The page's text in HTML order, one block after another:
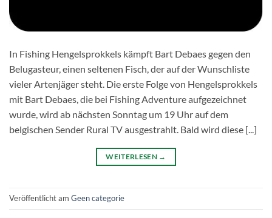
In Fishing Hengelsprokkels kämpft Bart Debaes gegen den
Belugasteur, einen seltenen Fisch, der auf der Wunschliste
vieler Artenjäger steht. Die erste Folge von Hengelsprokkels
mit Bart Debaes, die bei Fishing Adventure aufgezeichnet
wurde, wird ab nächsten Sonntag um 19 Uhr auf dem
belgischen Sender Rural TV ausgestrahlt. Bald wird diese [...]
WEITERLESEN →
Veröffentlicht am Geen categorie